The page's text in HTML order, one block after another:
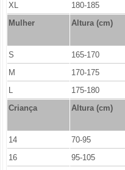
XL
180-185
Mulher
Altura (cm)
S
165-170
M
170-175
L
175-180
Criança
Altura (cm)
14
70-95
16
95-105